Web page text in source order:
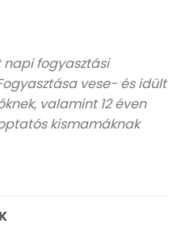
napi fogyasztási
vese- és idült
valamint 12 éven
kismamáknak